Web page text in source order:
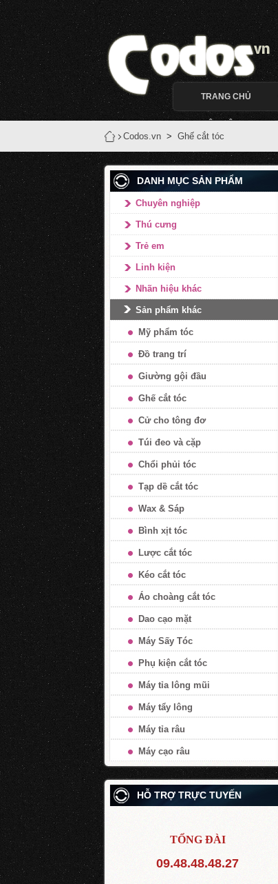
TRANG CHỦ
Codos.vn > Ghế cắt tóc
DANH MỤC SẢN PHẨM
Chuyên nghiệp
Thú cưng
Trẻ em
Linh kiện
Nhãn hiệu khác
Sản phẩm khác
Mỹ phẩm tóc
Đồ trang trí
Giường gội đầu
Ghế cắt tóc
Cử cho tông đơ
Túi đeo và cặp
Chổi phủi tóc
Tạp dề cắt tóc
Wax & Sáp
Bình xịt tóc
Lược cắt tóc
Kéo cắt tóc
Áo choàng cắt tóc
Dao cạo mặt
Máy Sấy Tóc
Phụ kiện cắt tóc
Máy tỉa lông mũi
Máy tẩy lông
Máy tỉa râu
Máy cạo râu
HỖ TRỢ TRỰC TUYẾN
TỔNG ĐÀI
09.48.48.48.27